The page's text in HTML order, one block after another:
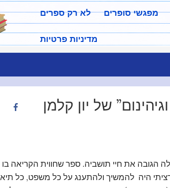
לא רק ספרים מפגשי סופרים
מדיניות פרטיות
של יון קלמן
את חיי תושביה. ספר שחווית הקריאה בו
היה להמשיך ולהתענג על כל משפט, כל